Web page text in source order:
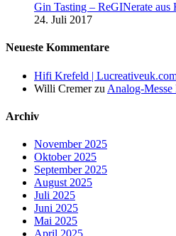
Gin Tasting – ReGINerate aus
24. Juli 2017
Neueste Kommentare
Hifi Krefeld |
Willi Cremerzu Analog-Messe
Archiv
November 2025
Oktober 2025
September 2025
August 2025
Juli 2025
Juni 2025
Mai 2025